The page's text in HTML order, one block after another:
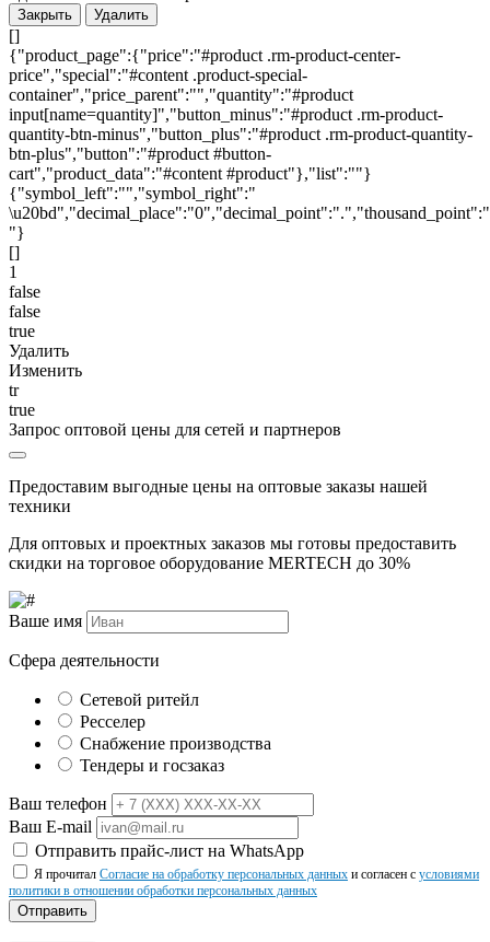
Закрыть Удалить
[]
{"product_page":{"price":"#product .rm-product-center-
price","special":"#content .product-special-
container","price_parent":"","quantity":"#product
input[name=quantity]","button_minus":"#product .rm-product-
quantity-btn-minus","button_plus":"#product .rm-product-quantity-
btn-plus","button":"#product #button-
cart","product_data":"#content #product"},"list":""}
{"symbol_left":"","symbol_right":"
\u20bd","decimal_place":"0","decimal_point":".","thousand_point":"
"}
[]
1
false
false
true
Удалить
Изменить
tr
true
Запрос оптовой цены для сетей и партнеров
Предоставим выгодные цены на оптовые заказы нашей
техники
Для оптовых и проектных заказов мы готовы предоставить
скидки на торговое оборудование MERTECH до 30%
Ваше имя
Сфера деятельности
Сетевой ритейл
Ресселер
Снабжение производства
Тендеры и госзаказ
Ваш телефон
Ваш E-mail
Отправить прайс-лист на WhatsApp
Я прочитал Согласие на обработку персональных данных и согласен с условиями
политики в отношении обработки персональных данных
Отправить